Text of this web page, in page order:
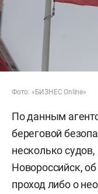
Фото: «БИЗНЕС Online»
По данным
береговой
несколько
Новороссийск,
проход либо о